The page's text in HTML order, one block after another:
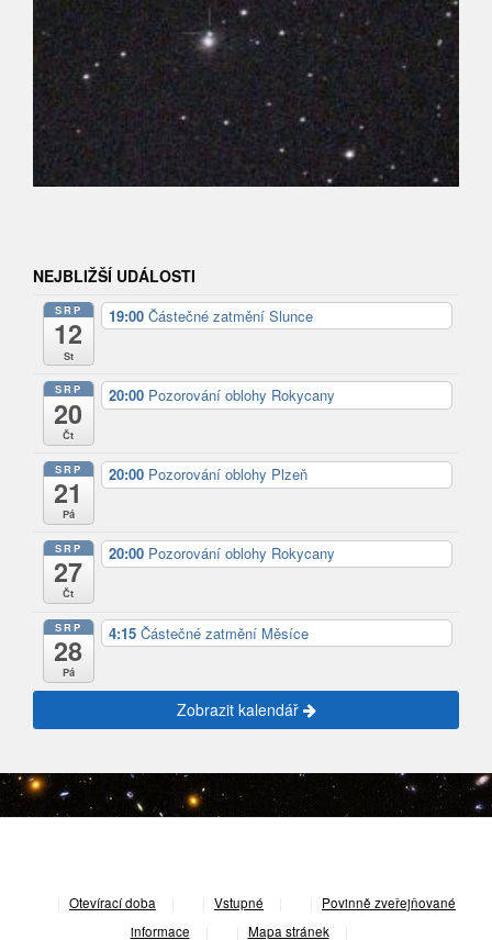
NEJBLIŽŠÍ UDÁLOSTI
SRP
12
St
19:00 Částečné zatmění Slunce
SRP
20
Čt
20:00 Pozorování oblohy Rokycany
SRP
21
Pá
20:00 Pozorování oblohy Plzeň
SRP
27
Čt
20:00 Pozorování oblohy Rokycany
SRP
28
Pá
4:15 Částečné zatmění Měsíce
Zobrazit kalendář
Otevírací doba Vstupné
Povinně zveřejňované
informace
Mapa stránek